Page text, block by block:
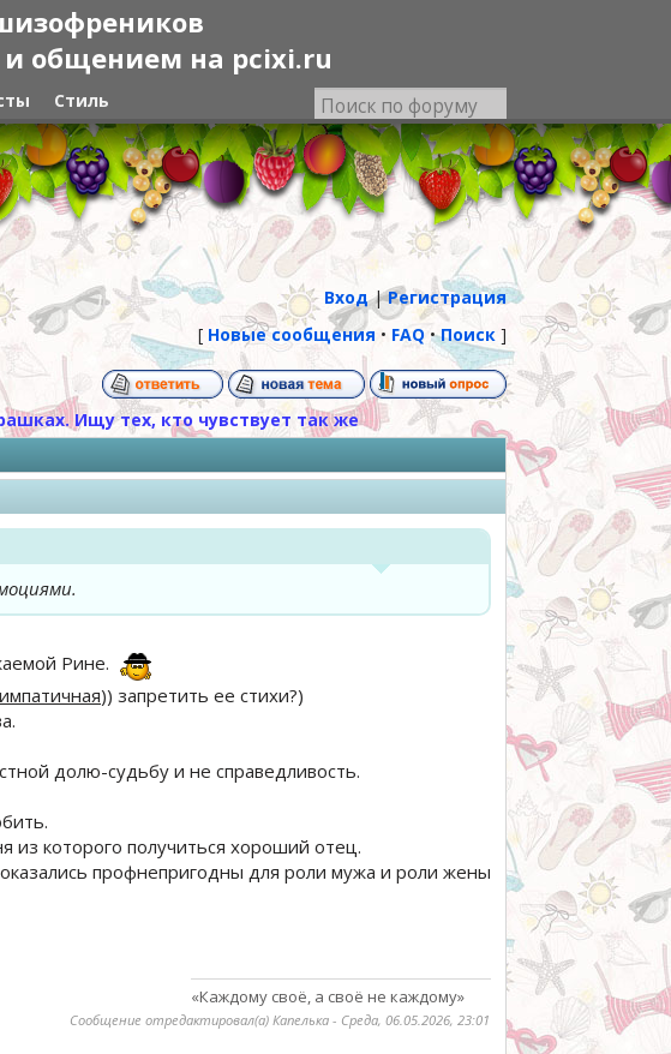
общением на pcixi.ru
Стиль
Вход|Регистрация
[ Новые сообщения • FAQ •Поиск ]
Ищу тех, кто чувствует так же
Рине.
)) запретить ее стихи?)
долю-судьбу и не справедливость.
которого получиться хороший отец.
профнепригодны для роли мужа и роли жены
«Каждому своё, а своё не каждому»
Сообщение отредактировал(а) Капелька - Среда, 06.05.2026, 23:01